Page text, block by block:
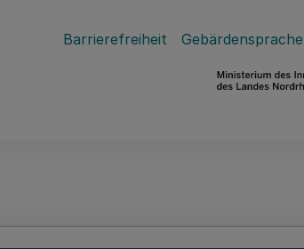
Barrierefreiheit Gebärdensprache